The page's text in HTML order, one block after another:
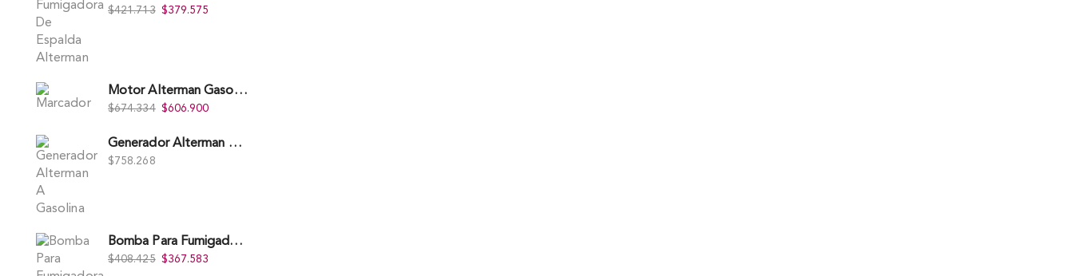
$421.713 $379.575
Motor Alterman Gasolina 4T, 6.5Hp Eje Cuña/Rosca 3/4", Xge65K.
$674.334 $606.900
Generador Alterman A Gasolina 2T, 950W, Encendido Manual, 120 V, Con Chasis, EGG950-I.
$ 758.268
Bomba Para Fumigadora Estacionaria 22 Litros, Xp22-I.
$408.425 $367.583